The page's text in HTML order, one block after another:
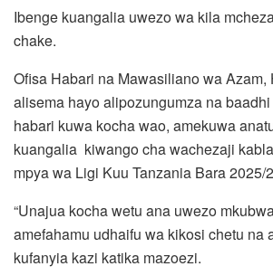
Ibenge kuangalia uwezo wa kila
chake.
Ofisa Habari na Mawasiliano wa Azam,
alisema hayo alipozungumza na
habari kuwa kocha wao, amekuwa
kuangalia kiwango cha wachezaji
mpya wa Ligi Kuu Tanzania Bara 2025/
“Unajua kocha wetu ana uwezo
amefahamu udhaifu wa kikosi chetu na
kufanyia kazi katika mazoezi.